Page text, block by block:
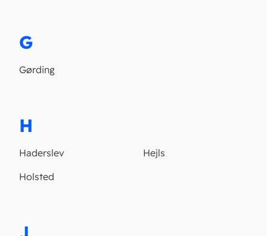
G
Gørding
H
Haderslev
Hejls
Holsted